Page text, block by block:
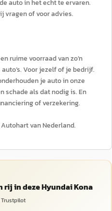
auto in het echt te ervaren.
vragen of voor advies.
ruime voorraad van zo’n
Voor jezelf of je bedrijf.
je auto in onze
schade als dat nodig is. En
of verzekering.
van Nederland.
in deze Hyundai Kona